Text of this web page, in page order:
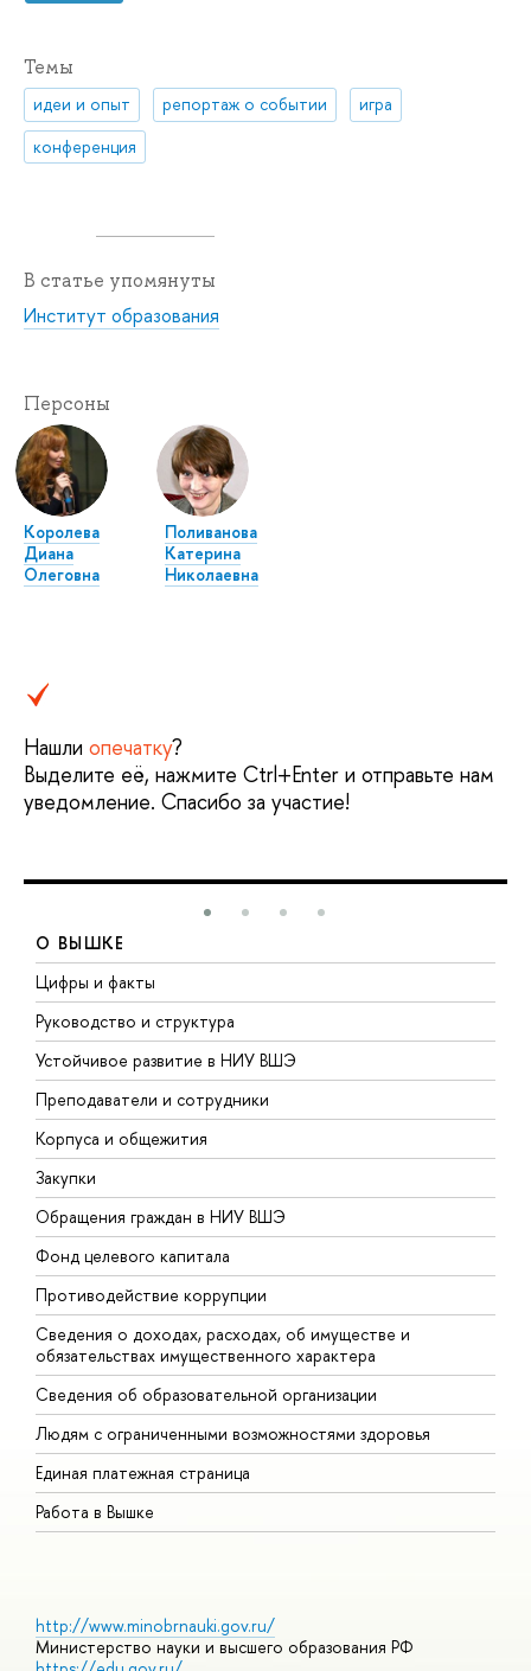
Темы
идеи и опыт репортаж о событии
игра
конференция
В статье упомянуты
Институт образования
Персоны
Королева
Диана
Олеговна
Поливанова
Катерина
Николаевна
Нашли опечатку?
Выделите её, нажмите Ctrl+Enter и отправьте нам
уведомление. Спасибо за участие!
О ВЫШКЕ
Цифры и факты
Руководство и структура
Устойчивое развитие в НИУ ВШЭ
Преподаватели и сотрудники
Корпуса и общежития
Закупки
Обращения граждан в НИУ ВШЭ
Фонд целевого капитала
Противодействие коррупции
Сведения о доходах, расходах, об имуществе и
обязательствах имущественного характера
Сведения об образовательной организации
Людям с ограниченными возможностями здоровья
Единая платежная страница
Работа в Вышке
http://www.minobrnauki.gov.ru/
Министерство науки и высшего образования РФ